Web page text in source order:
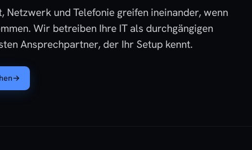
Netzwerk und Telefonie greifen ineinander, wenn
Wir betreiben Ihre IT als durchgängigen
Ansprechpartner, der Ihr Setup kennt.
→